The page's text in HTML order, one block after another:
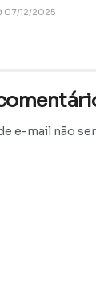
07/12/2025
e-mail não